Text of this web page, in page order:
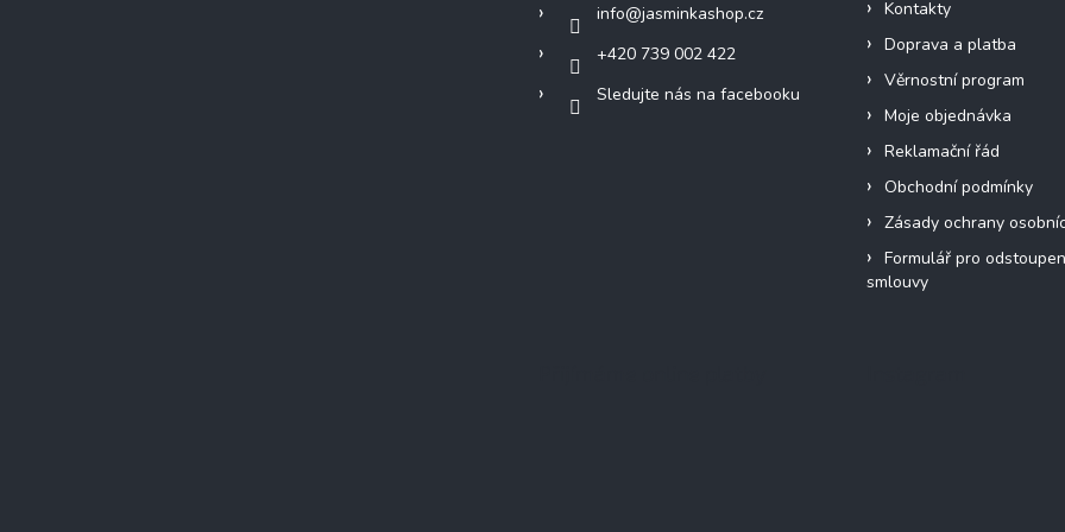
info@jasminkashop.cz
+420 739 002 422
Sledujte nás na facebooku
Kontakty
Doprava a platba
Věrnostní program
Moje objednávka
Reklamační řád
Obchodní podmínky
Zásady ochrany
Formulář pro
smlouvy